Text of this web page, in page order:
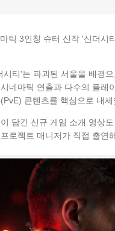
틱 3인칭 슈터 신작 '신더시
티'는 파괴된 서울을 배경
네마틱 연출과 다수의 플레
콘텐츠를 핵심으로 내세
담긴 신규 게임 소개 영상
로젝트 매니저가 직접 출연